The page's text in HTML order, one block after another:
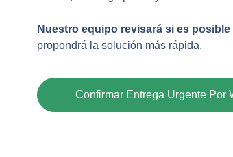
Nuestro equipo revisará si es
propondrá la solución más rápida.
Confirmar Entrega Urgente Por